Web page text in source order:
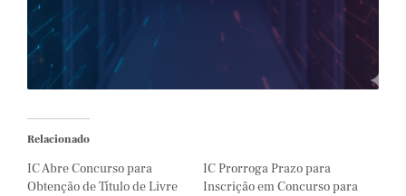
Relacionado
IC Abre Concurso para
Obtenção de Título de Livre
IC Prorroga Prazo para
Inscrição em Concurso para